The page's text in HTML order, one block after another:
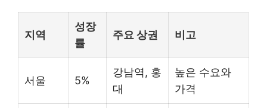
지역
성장
률
주요 상권 비고
서울 5%
강남역, 홍
대
높은 수요와
가격